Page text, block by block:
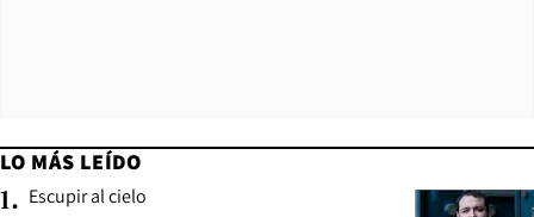
LO MÁS LEÍDO
1. Escupir al cielo